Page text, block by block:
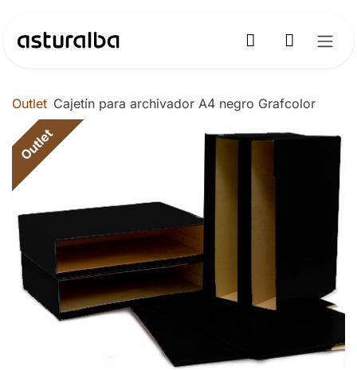
Outlet Cajetín para archivador A4 negro Grafcolor
Outlet